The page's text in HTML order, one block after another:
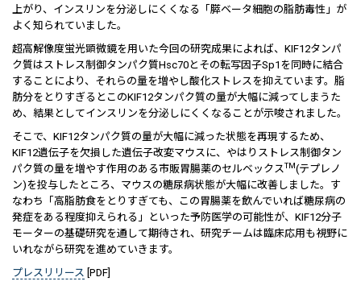
上がり、インスリンを分泌しにくくなる「膵ベータ細胞の脂肪毒性」が
よく知られていました。
超高解像度蛍光顕微鏡を用いた今回の研究成果によれば、KIF12タンパ
ク質はストレス制御タンパク質Hsc70とその転写因子Sp1を同時に結合
することにより、それらの量を増やし酸化ストレスを抑えています。脂
肪分をとりすぎるとこのKIF12タンパク質の量が大幅に減ってしまうた
め、結果としてインスリンを分泌しにくくなることが示唆されました。
そこで、KIF12タンパク質の量が大幅に減った状態を再現するため、
KIF12遺伝子を欠損した遺伝子改変マウスに、やはりストレス制御タン
パク質の量を増やす作用のある市販胃腸薬のセルベックスTM(テプレノ
ン)を投与したところ、マウスの糖尿病状態が大幅に改善しました。す
なわち「高脂肪食をとりすぎても、この胃腸薬を飲んでいれば糖尿病の
発症をある程度抑えられる」といった予防医学の可能性が、KIF12分子
モーターの基礎研究を通して期待され、研究チームは臨床応用も視野に
いれながら研究を進めていきます。
プレスリリース [PDF]